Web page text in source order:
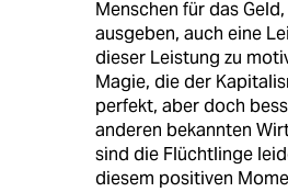
Menschen für das
ausgeben, auch eine
dieser Leistung zu
Magie, die der
perfekt, aber doch
anderen bekannten
sind die Flüchtlinge
diesem positiven